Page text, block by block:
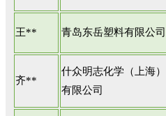
王** 青岛东岳塑料有限公司
齐**
什众明志化学（上海）
有限公司